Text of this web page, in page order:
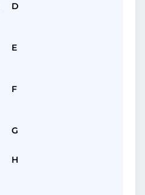
D
E
F
G
H